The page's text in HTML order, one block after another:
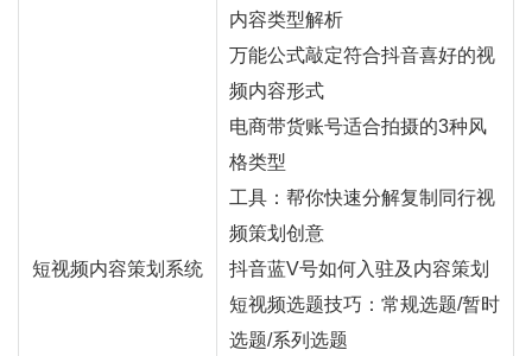
短视频内容策划系统
内容类型解析
万能公式敲定符合抖音喜好的视
频内容形式
电商带货账号适合拍摄的3种风
格类型
工具：帮你快速分解复制同行视
频策划创意
抖音蓝V号如何入驻及内容策划
短视频选题技巧：常规选题/暂时
选题/系列选题